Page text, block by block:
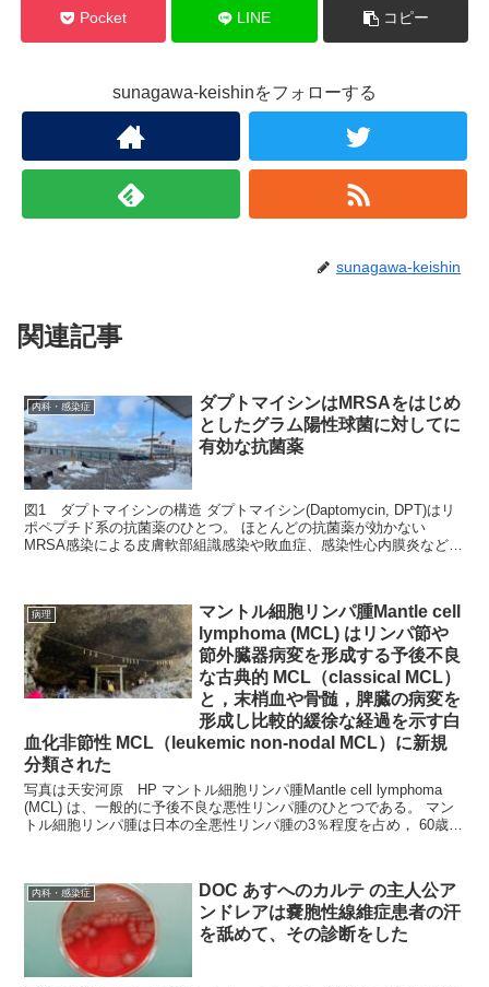
Pocket LINE コピー
sunagawa-keishinをフォローする
sunagawa-keishin
関連記事
内科・感染症
ダプトマイシンはMRSAをはじめ
としたグラム陽性球菌に対してに
有効な抗菌薬
図1 ダプトマイシンの構造 ダプトマイシン(Daptomycin, DPT)はリ
ポペプチド系の抗菌薬のひとつ。 ほとんどの抗菌薬が効かない
MRSA感染による皮膚軟部組識感染や敗血症、感染性心内膜炎などの
病理
マントル細胞リンパ腫Mantle cell
lymphoma (MCL) はリンパ節や
節外臓器病変を形成する予後不良
な古典的 MCL（classical MCL）
と，末梢血や骨髄，脾臓の病変を
形成し比較的緩徐な経過を示す白
血化非節性 MCL（leukemic non-nodal MCL）に新規
分類された
写真は天安河原 HP マントル細胞リンパ腫Mantle cell lymphoma
(MCL) は、一般的に予後不良な悪性リンパ腫のひとつである。 マン
トル細胞リンパ腫は日本の全悪性リンパ腫の3％程度を占め， 60歳代
内科・感染症
DOC あすへのカルテ の主人公ア
ンドレアは嚢胞性線維症患者の汗
を舐めて、その診断をした